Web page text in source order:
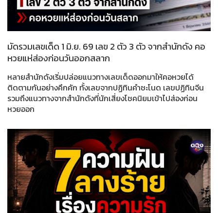
มัดรวมเลขเด็ด 1 มิ.ย. 69 เลข 2 ตัว 3 ตัว จากสำนักดัง คอ
หวยแห่ส่องก่อนวันออกสลาก
หลายสำนักดังเริ่มปล่อยแนวทางเลขเด็ดออกมาให้คอหวยได้
ติดตามกันอย่างคึกคัก ทั้งเลขจากปฏิทินคำชะโนด เลขปฏิทินจีน
รวมถึงแนวทางจากสำนักดังที่นักเสี่ยงโชคนิยมเข้าไปส่องก่อน
หวยออก